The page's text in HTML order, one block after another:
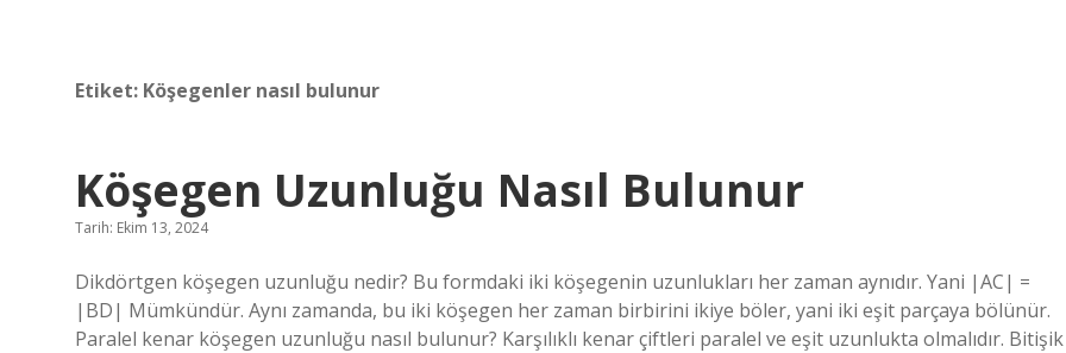
Etiket: Köşegenler nasıl bulunur
Köşegen Uzunluğu Nasıl Bulunur
Tarih: Ekim 13, 2024
Dikdörtgen köşegen uzunluğu nedir? Bu formdaki iki köşegenin uzunlukları her zaman aynıdır. Yani |AC| =
|BD| Mümkündür. Aynı zamanda, bu iki köşegen her zaman birbirini ikiye böler, yani iki eşit parçaya bölünür.
Paralel kenar köşegen uzunluğu nasıl bulunur? Karşılıklı kenar çiftleri paralel ve eşit uzunlukta olmalıdır. Bitişik